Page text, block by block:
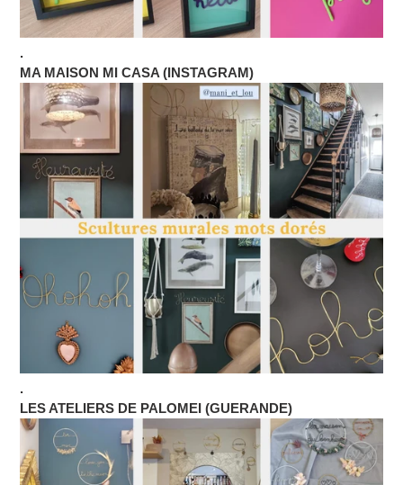
.
MA MAISON MI CASA (INSTAGRAM)
.
LES ATELIERS DE PALOMEI (GUERANDE)